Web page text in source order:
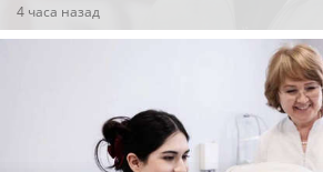
4 часа назад